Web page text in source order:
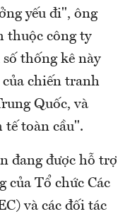
yếu đi", ông
thuộc công ty
thống kê này
chiến tranh
Quốc, và
toàn cầu".
đang được hỗ trợ
của Tổ chức Các
và các đối tác